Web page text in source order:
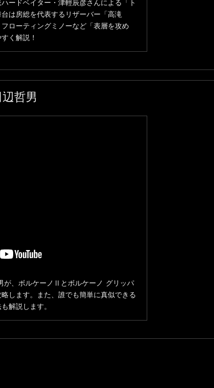
ードベイター・津輕辰彦さんによる「ト
は房総を代表するリザーバー「高滝
ローティングミノーなど「表層を攻め
く解説！
哲男
が、ボルケーノⅡとボルケーノ グリッパ
します。また、誰でも簡単に真似できる
解説します。